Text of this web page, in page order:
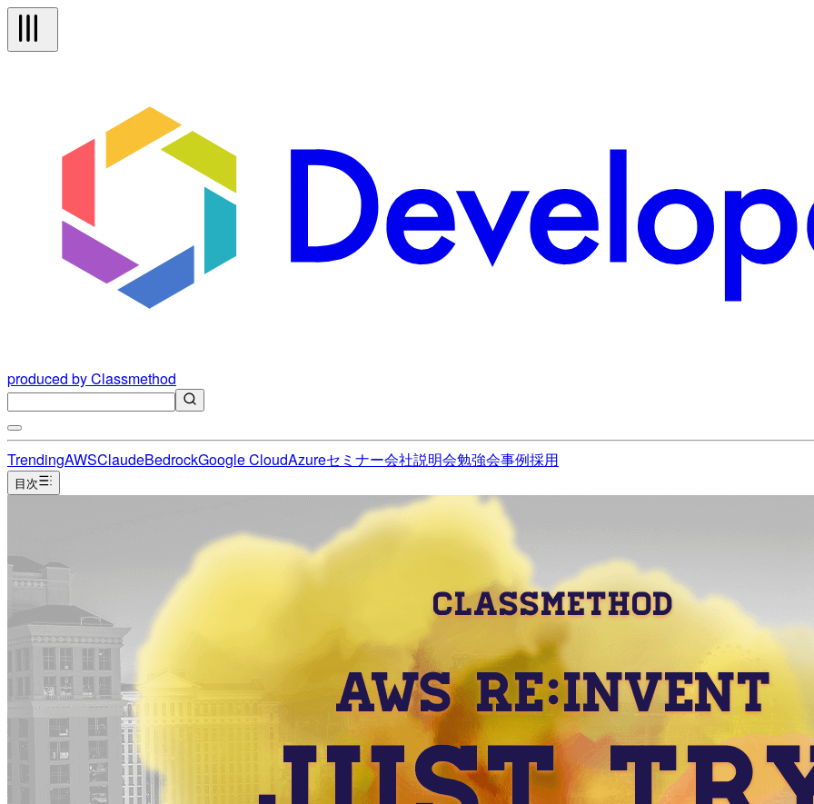
produced by Classmethod
TrendingAWSClaudeBedrockGoogle CloudAzureセミナー会社説明会勉強会事例採用
目次